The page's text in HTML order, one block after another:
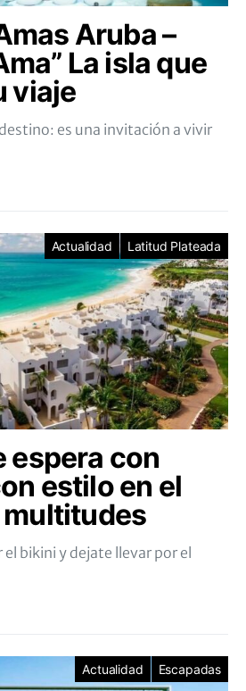
Aruba –
La isla que
viaje
es una invitación a vivir
Actualidad Latitud Plateada
espera con
estilo en el
bikini y dejate llevar por el
Actualidad Escapadas